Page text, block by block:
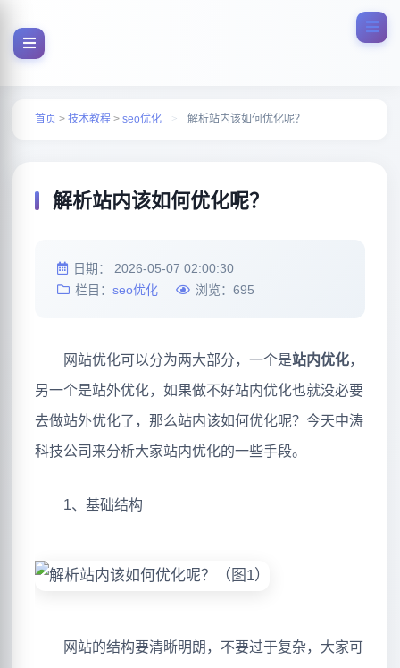
首页 > 技术教程 > seo优化 > 解析站内该如何优化呢？
解析站内该如何优化呢？
日期： 2026-05-07 02:00:30
栏目： seo优化 浏览： 695
网站优化可以分为两大部分，一个是站内优化，
另一个是站外优化，如果做不好站内优化也就没必要
去做站外优化了，那么站内该如何优化呢？今天中涛
科技公司来分析大家站内优化的一些手段。
1、基础结构
网站的结构要清晰明朗，不要过于复杂，大家可